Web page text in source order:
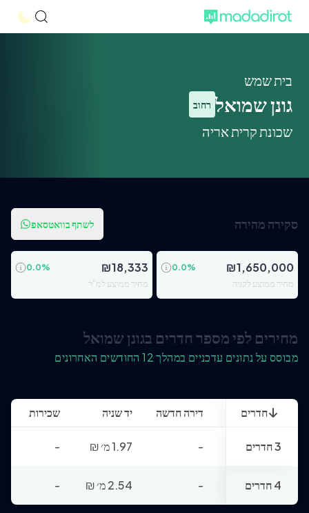
בית שמש
גונן שמואל רחוב
שכונת קרית אריה
סקירה מהירה לשתף בוואטסאפ
₪1,650,000
0.0%
מחיר ממוצע לקניה
₪18,333
0.0%
מחיר ממוצע למ"ר
מחירים לפי מספר חדרים בגונן שמואל
מבוסס על נתונים עדכניים במהלך 12 החודשים האחרונים
חדרים דירה חדשה יד שניה שכירות
3 חדרים - 1.97 מ׳ ₪
-
4 חדרים - 2.54 מ׳ ₪
-